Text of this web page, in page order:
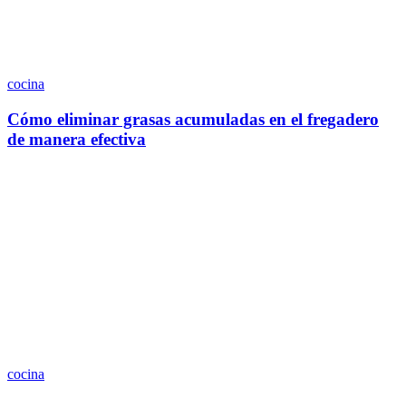
cocina
Cómo eliminar grasas acumuladas en el fregadero
de manera efectiva
cocina